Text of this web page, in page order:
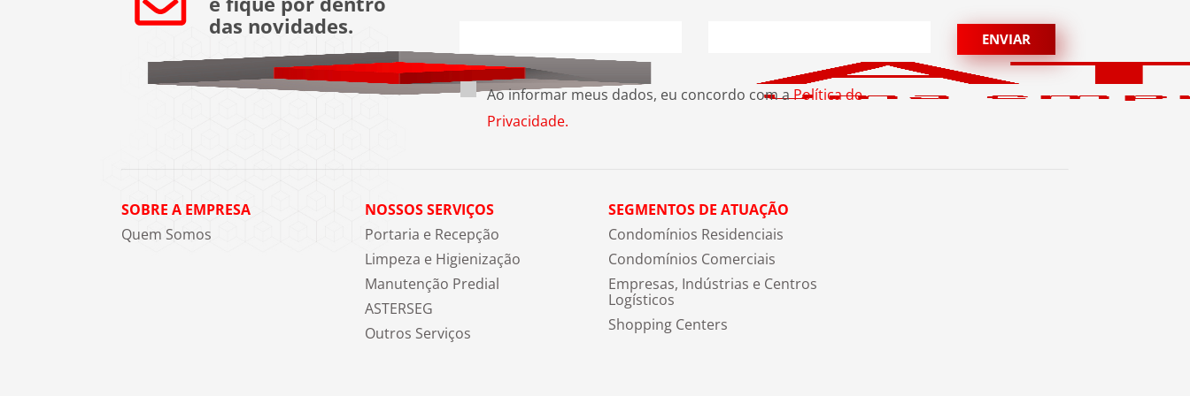
das novidades.
Ao informar meus dados, eu concordo com aPolítica de
Privacidade.
SOBRE A EMPRESA
Quem Somos
NOSSOS SERVIÇOS
Portaria e Recepção
Limpeza e Higienização
Manutenção Predial
ASTERSEG
Outros Serviços
SEGMENTOS DE ATUAÇÃO
Condomínios Residenciais
Condomínios Comerciais
Empresas, Indústrias e Centros
Logísticos
Shopping Centers